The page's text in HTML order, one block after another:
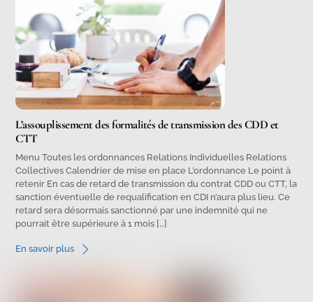
L’assouplissement des formalités de transmission des CDD et
CTT
Menu Toutes les ordonnances Relations Individuelles Relations
Collectives Calendrier de mise en place L’ordonnance Le point à
retenir En cas de retard de transmission du contrat CDD ou CTT, la
sanction éventuelle de requalification en CDI n’aura plus lieu. Ce
retard sera désormais sanctionné par une indemnité qui ne
pourrait être supérieure à 1 mois […]
En savoir plus